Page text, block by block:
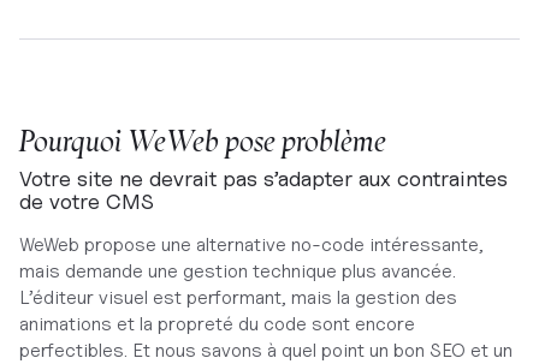
Pourquoi WeWeb pose problème
Votre site ne devrait pas s’adapter aux contraintes
de votre CMS
WeWeb propose une alternative no-code intéressante,
mais demande une gestion technique plus avancée.
L’éditeur visuel est performant, mais la gestion des
animations et la propreté du code sont encore
perfectibles. Et nous savons à quel point un bon SEO et un